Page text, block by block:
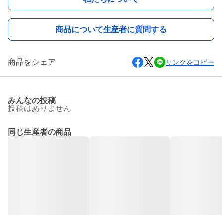
商品について生産者に質問する
商品をシェア リンクをコピー
みんなの投稿
投稿はありません
同じ生産者の商品